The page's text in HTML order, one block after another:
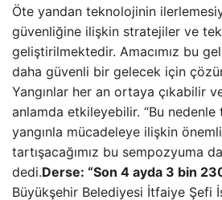
Öte yandan teknolojinin
güvenliğine ilişkin stratejiler ve
geliştirilmektedir. Amacımız bu
daha güvenli bir gelecek için
Yangınlar her an ortaya çıkabilir
anlamda etkileyebilir. “Bu nedenle
yangınla mücadeleye ilişkin
tartışacağımız bu sempozyuma
dedi.Derse: “Son 4 ayda 3 bin 230
Büyükşehir Belediyesi İtfaiye Şefi